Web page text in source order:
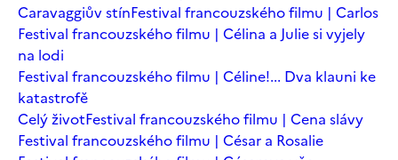
Caravaggiův stínFestival francouzského filmu | Carlos
Festival francouzského filmu | Célina a Julie si vyjely
na lodi
Festival francouzského filmu | Céline!... Dva klauni ke
katastrofě
Celý životFestival francouzského filmu | Cena slávy
Festival francouzského filmu | César a Rosalie